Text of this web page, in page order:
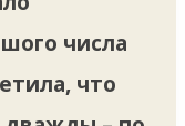
числа
что